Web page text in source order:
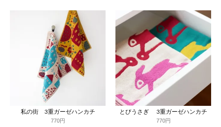
私の街 3重ガーゼハンカチ
770円
とびうさぎ 3重ガーゼハンカチ
770円